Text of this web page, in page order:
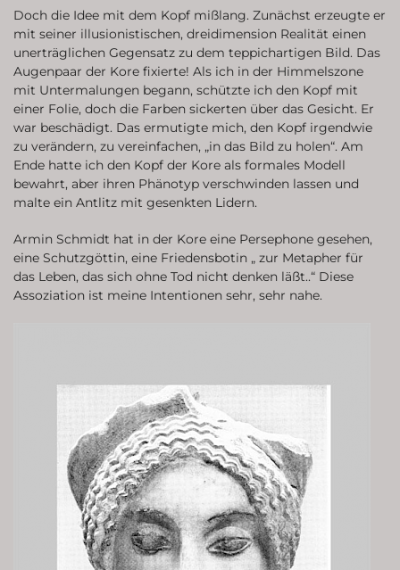
Doch die Idee mit dem Kopf mißlang. Zunächst erzeugte er
mit seiner illusionistischen, dreidimension Realität einen
unerträglichen Gegensatz zu dem teppichartigen Bild. Das
Augenpaar der Kore fixierte! Als ich in der Himmelszone
mit Untermalungen begann, schützte ich den Kopf mit
einer Folie, doch die Farben sickerten über das Gesicht. Er
war beschädigt. Das ermutigte mich, den Kopf irgendwie
zu verändern, zu vereinfachen, „in das Bild zu holen“. Am
Ende hatte ich den Kopf der Kore als formales Modell
bewahrt, aber ihren Phänotyp verschwinden lassen und
malte ein Antlitz mit gesenkten Lidern.
Armin Schmidt hat in der Kore eine Persephone gesehen,
eine Schutzgöttin, eine Friedensbotin „ zur Metapher für
das Leben, das sich ohne Tod nicht denken läßt..“ Diese
Assoziation ist meine Intentionen sehr, sehr nahe.